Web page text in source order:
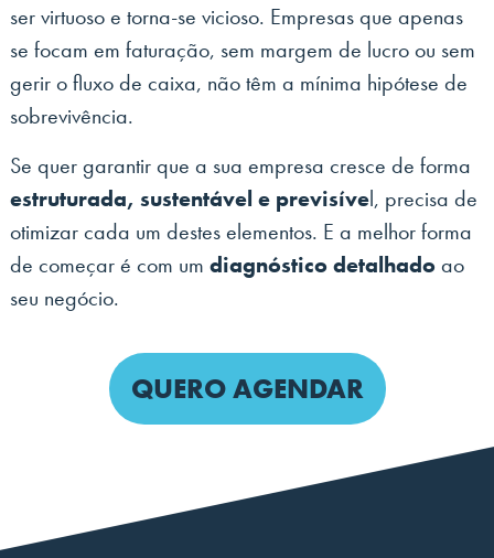
ser virtuoso e torna-se vicioso. Empresas que apenas
se focam em faturação, sem margem de lucro ou sem
gerir o fluxo de caixa, não têm a mínima hipótese de
sobrevivência.
Se quer garantir que a sua empresa cresce de forma
estruturada, sustentável e previsível, precisa de
otimizar cada um destes elementos. E a melhor forma
de começar é com um diagnóstico detalhadoao
seu negócio.
QUERO AGENDAR